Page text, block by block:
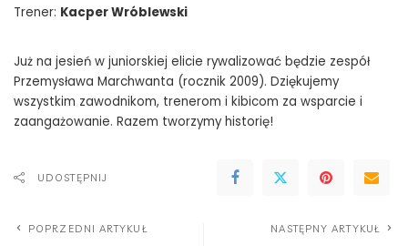
Trener: Kacper Wróblewski
Już na jesień w juniorskiej elicie rywalizować będzie zespół
Przemysława Marchwanta (rocznik 2009). Dziękujemy
wszystkim zawodnikom, trenerom i kibicom za wsparcie i
zaangażowanie. Razem tworzymy historię!
UDOSTĘPNIJ
POPRZEDNI ARTYKUŁ NASTĘPNY ARTYKUŁ